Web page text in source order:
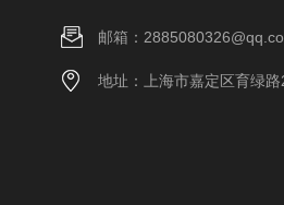
邮箱：
地址：上海市嘉定区育绿